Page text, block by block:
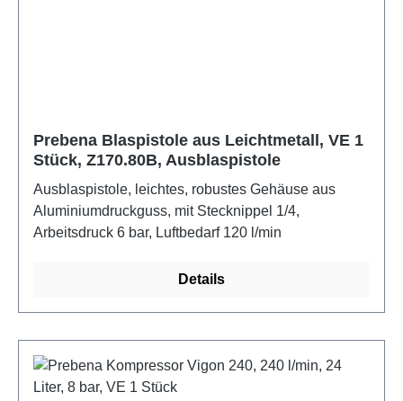
Prebena Blaspistole aus Leichtmetall, VE 1
Stück, Z170.80B, Ausblaspistole
Ausblaspistole, leichtes, robustes Gehäuse aus
Aluminiumdruckguss, mit Stecknippel 1/4,
Arbeitsdruck 6 bar, Luftbedarf 120 l/min
Details